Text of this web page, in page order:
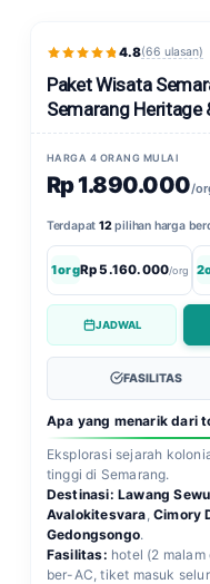
4.8(66 ulasan)
Paket Wisata
Semarang Heritage
HARGA 4 ORANG MULAI
Rp 1.890.000/
Terdapat12pilihan harga
1orgRp 5.160.000/org
JADWAL
FASILITAS
Apa yang menarik dari
Eksplorasi sejarah
tinggi di Semarang.
Destinasi: Lawang Sewu
Avalokitesvara ,Cimory
Gedongsongo.
Fasilitas: hotel (2
ber-AC, tiket masuk